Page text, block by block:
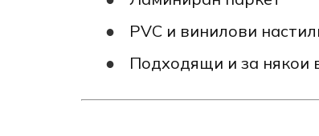
PVC и винилови
Подходящи и за някои